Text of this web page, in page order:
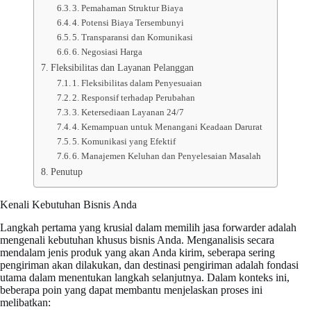
3. Pemahaman Struktur Biaya
4. Potensi Biaya Tersembunyi
5. Transparansi dan Komunikasi
6. Negosiasi Harga
Fleksibilitas dan Layanan Pelanggan
1. Fleksibilitas dalam Penyesuaian
2. Responsif terhadap Perubahan
3. Ketersediaan Layanan 24/7
4. Kemampuan untuk Menangani Keadaan Darurat
5. Komunikasi yang Efektif
6. Manajemen Keluhan dan Penyelesaian Masalah
Penutup
Kenali Kebutuhan Bisnis Anda
Langkah pertama yang krusial dalam memilih jasa forwarder adalah
mengenali kebutuhan khusus bisnis Anda. Menganalisis secara
mendalam jenis produk yang akan Anda kirim, seberapa sering
pengiriman akan dilakukan, dan destinasi pengiriman adalah fondasi
utama dalam menentukan langkah selanjutnya. Dalam konteks ini,
beberapa poin yang dapat membantu menjelaskan proses ini
melibatkan: